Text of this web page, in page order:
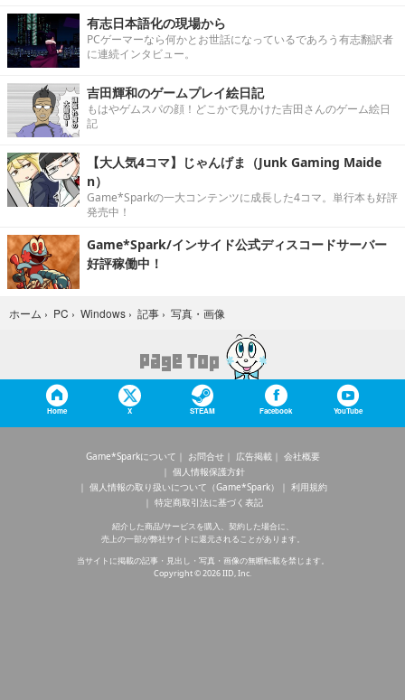
有志日本語化の現場から
PCゲーマーなら何かとお世話になっているであろう有志翻訳者
に連続インタビュー。
吉田輝和のゲームプレイ絵日記
もはやゲムスパの顔！どこかで見かけた吉田さんのゲーム絵日
記
【大人気4コマ】じゃんげま（Junk Gaming Maide
n）
Game*Sparkの一大コンテンツに成長した4コマ。単行本も好評
発売中！
Game*Spark/インサイド公式ディスコードサーバー
好評稼働中！
ホーム › PC › Windows › 記事 › 写真・画像
Home X STEAM Facebook YouTube
Game*Sparkについて お問合せ 広告掲載
会社概要
個人情報保護方針
個人情報の取り扱いについて（Game*Spark）
利用規約
特定商取引法に基づく表記
紹介した商品/サービスを購入、契約した場合に、
売上の一部が弊社サイトに還元されることがあります。
当サイトに掲載の記事・見出し・写真・画像の無断転載を禁じます。
Copyright © 2026 IID, Inc.